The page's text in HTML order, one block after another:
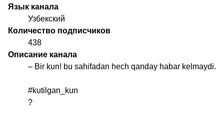
Язык канала
Узбекский
Количество подписчиков
438
Описание канала
– Bir kun! bu sahifadan hech qanday habar kelmaydi.
#kutilgan_kun
?